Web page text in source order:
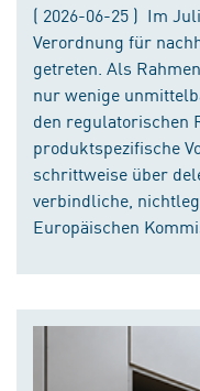
( 2026-06-25 ) Im
Verordnung für
getreten. Als
nur wenige
den regulatorischen
produktspezifische
schrittweise über
verbindliche,
Europäischen